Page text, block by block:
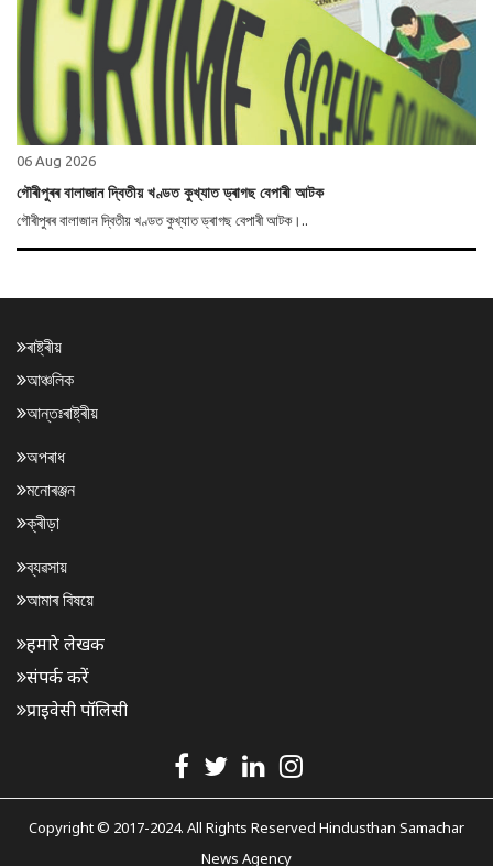
06 Aug 2026
গৌৰীপুৰৰ বালাজান দ্বিতীয় খণ্ডত কুখ্যাত ড্ৰাগছ বেপাৰী আটক
গৌৰীপুৰৰ বালাজান দ্বিতীয় খণ্ডত কুখ্যাত ড্ৰাগছ বেপাৰী আটক।..
ৰাষ্ট্ৰীয়
আঞ্চলিক
আন্তঃৰাষ্ট্ৰীয়
অপৰাধ
মনোৰঞ্জন
ক্ৰীড়া
ব্যৱসায়
আমাৰ বিষয়ে
हमारे लेखक
संपर्क करें
प्राइवेसी पॉलिसी
Copyright © 2017-2024. All Rights Reserved Hindusthan Samachar
News Agency